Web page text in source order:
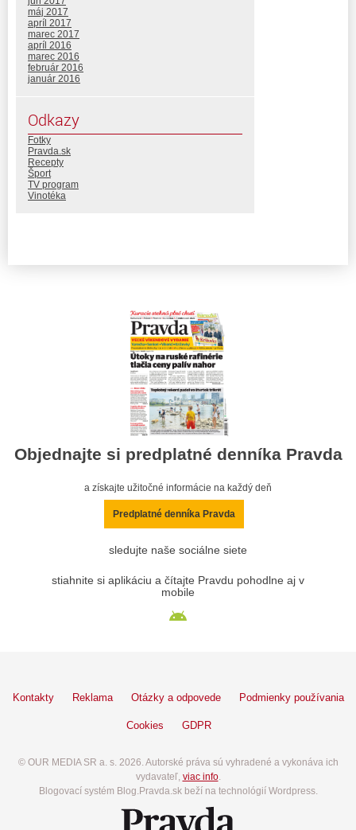
máj 2017
apríl 2017
marec 2017
apríl 2016
marec 2016
február 2016
január 2016
Odkazy
Fotky
Pravda.sk
Recepty
Šport
TV program
Vinotéka
Objednajte si predplatné denníka Pravda
a získajte užitočné informácie na každý deň
Predplatné denníka Pravda
sledujte naše sociálne siete
stiahnite si aplikáciu a čítajte Pravdu pohodlne aj v
mobile
Kontakty Reklama Otázky a odpovede Podmienky používania
Cookies GDPR
© OUR MEDIA SR a. s. 2026. Autorské práva sú vyhradené a vykonáva ich
vydavateľ, viac info.
Blogovací systém Blog.Pravda.sk beží na technológií Wordpress.